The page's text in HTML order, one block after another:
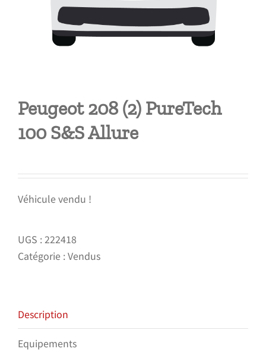
Peugeot 208 (2) PureTech
100 S&S Allure
Véhicule vendu !
UGS :222418
Catégorie :Vendus
Description
Equipements